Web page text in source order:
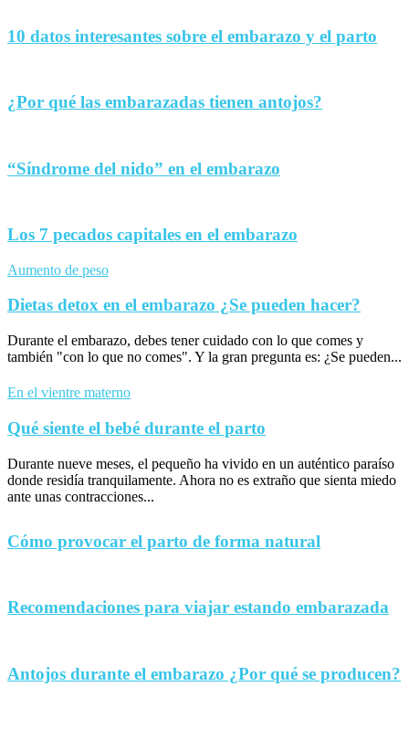
10 datos interesantes sobre el embarazo y el parto
¿Por qué las embarazadas tienen antojos?
“Síndrome del nido” en el embarazo
Los 7 pecados capitales en el embarazo
Aumento de peso
Dietas detox en el embarazo ¿Se pueden hacer?
Durante el embarazo, debes tener cuidado con lo que comes y
también "con lo que no comes". Y la gran pregunta es: ¿Se pueden...
En el vientre materno
Qué siente el bebé durante el parto
Durante nueve meses, el pequeño ha vivido en un auténtico paraíso
donde residía tranquilamente. Ahora no es extraño que sienta miedo
ante unas contracciones...
Cómo provocar el parto de forma natural
Recomendaciones para viajar estando embarazada
Antojos durante el embarazo ¿Por qué se producen?